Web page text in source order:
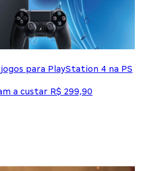
para PlayStation 4 na PS
a custar R$ 299,90